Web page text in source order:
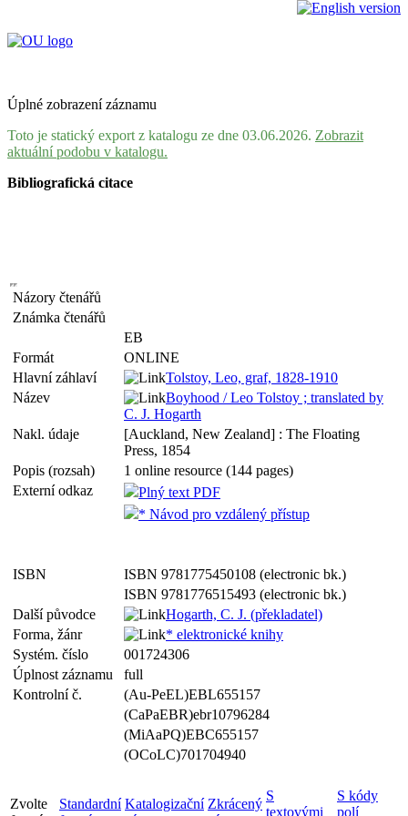
Úplné zobrazení záznamu
Toto je statický export z katalogu ze dne 03.06.2026. Zobrazit
aktuální podobu v katalogu.
Bibliografická citace
Názory čtenářů
Známka čtenářů
EB
Formát
ONLINE
Hlavní záhlaví
Tolstoy, Leo, graf, 1828-1910
Název
Boyhood / Leo Tolstoy ; translated by
C. J. Hogarth
Nakl. údaje
[Auckland, New Zealand] : The Floating
Press, 1854
Popis (rozsah)
1 online resource (144 pages)
Externí odkaz
Plný text PDF
* Návod pro vzdálený přístup
ISBN
ISBN 9781775450108 (electronic bk.)
ISBN 9781776515493 (electronic bk.)
Další původce
Hogarth, C. J. (překladatel)
Forma, žánr
* elektronické knihy
Systém. číslo
001724306
Úplnost záznamu
full
Kontrolní č.
(Au-PeEL)EBL655157
(CaPaEBR)ebr10796284
(MiAaPQ)EBC655157
(OCoLC)701704940
Zvolte
Standardní Katalogizační Zkrácený
S
textovými
S kódy
polí